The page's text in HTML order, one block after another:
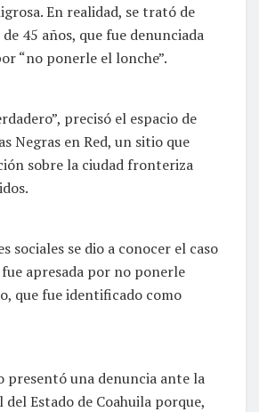
En realidad, se trató de
45 años, que fue denunciada
“no ponerle el lonche”.
precisó el espacio de
Negras en Red, un sitio que
sobre la ciudad fronteriza
sociales se dio a conocer el caso
apresada por no ponerle
que fue identificado como
presentó una denuncia ante la
del Estado de Coahuila porque,